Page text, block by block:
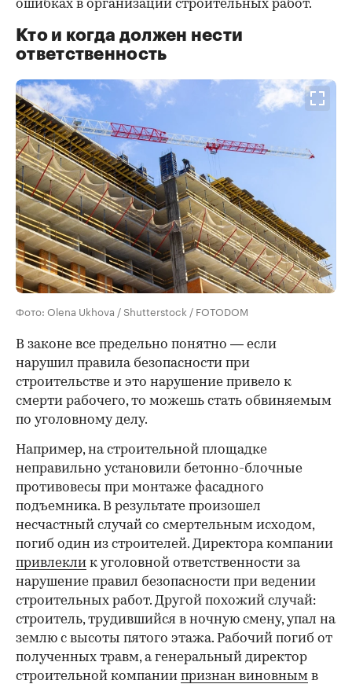
ошибках в организации строительных работ.
Кто и когда должен нести
ответственность
Фото: Olena Ukhova / Shutterstock / FOTODOM
00:00
В законе все предельно понятно — если
нарушил правила безопасности при
строительстве и это нарушение привело к
смерти рабочего, то можешь стать обвиняемым
по уголовному делу.
Например, на строительной площадке
неправильно установили бетонно-блочные
противовесы при монтаже фасадного
подъемника. В результате произошел
несчастный случай со смертельным исходом,
погиб один из строителей. Директора компании
привлекли к уголовной ответственности за
нарушение правил безопасности при ведении
строительных работ. Другой похожий случай:
строитель, трудившийся в ночную смену, упал на
землю с высоты пятого этажа. Рабочий погиб от
полученных травм, а генеральный директор
строительной компании признан виновным в